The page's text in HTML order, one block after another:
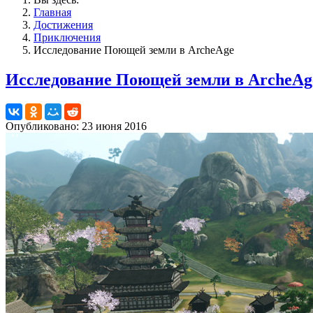
Главная
Достижения
Приключения
Исследование Поющей земли в ArcheAge
Исследование Поющей земли в
Опубликовано: 23 июня 2016